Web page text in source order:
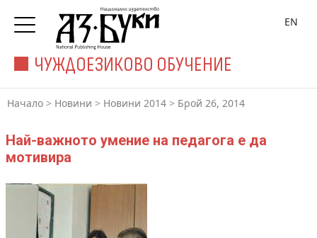
ЧУЖДОЕЗИКОВО ОБУЧЕНИЕ
EN
Начало > Новини > Новини 2014 > Брой 26, 2014
Най-важното умение на педагога е да
мотивира